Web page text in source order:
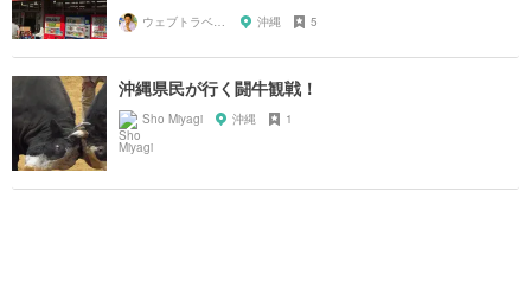
ウェブトラベル 溝部 沖縄 5
沖縄県民が行く闘牛観戦！
Sho Miyagi 沖縄 1